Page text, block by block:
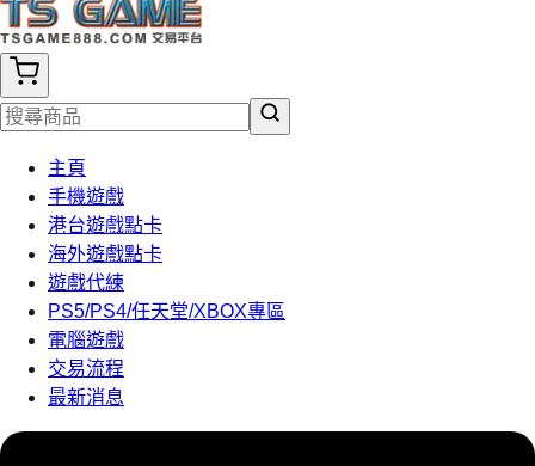
主頁
手機遊戲
港台遊戲點卡
海外遊戲點卡
遊戲代練
PS5/PS4/任天堂/XBOX專區
電腦遊戲
交易流程
最新消息